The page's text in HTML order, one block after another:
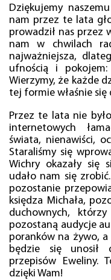
Dziękujemy
nam przez te lata
prowadził nas przez
nam w chwilach
najważniejsza,
ufnością i
Wierzymy, że każde
tej formie właśnie się
Przez te lata nie
internetowych
świata, nienawiści,
Staraliśmy się
Wichry okazały się
udało nam się
pozostanie
księdza Michała,
duchownych,
pozostaną audycje
poranków na żywo,
będzie się unosił
przepisów Eweliny.
dzięki Wam!